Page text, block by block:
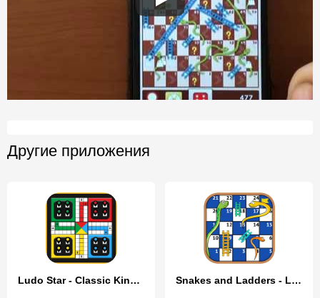
Другие приложения
Ludo Star - Classic King Ludo Snakes and Ladders - Ludo Game